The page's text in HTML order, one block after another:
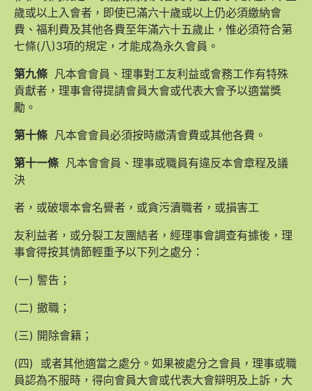
歲或以上入會者，即使已滿六十歲或以上仍必須繳納會
費、福利費及其他各費至年滿六十五歲止，惟必須符合第
七條(八)3項的規定，才能成為永久會員。
第九條 凡本會會員、理事對工友利益或會務工作有特殊
貢獻者，理事會得提請會員大會或代表大會予以適當獎
勵。
第十條 凡本會會員必須按時繳清會費或其他各費。
第十一條 凡本會會員、理事或職員有違反本會章程及議
決
者，或破壞本會名譽者，或貪污瀆職者，或損害工
友利益者，或分裂工友團結者，經理事會調查有據後，理
事會得按其情節輕重予以下列之處分：
(一) 警告；
(二) 撤職；
(三) 開除會籍；
(四) 或者其他適當之處分。如果被處分之會員，理事或職
員認為不服時，得向會員大會或代表大會辯明及上訴，大